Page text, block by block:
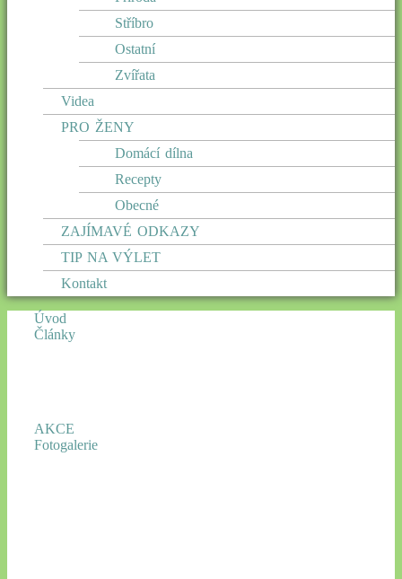
Stříbro
Ostatní
Zvířata
Videa
PRO ŽENY
Domácí dílna
Recepty
Obecné
ZAJÍMAVÉ ODKAZY
TIP NA VÝLET
Kontakt
Úvod
Články
AKCE
Fotogalerie